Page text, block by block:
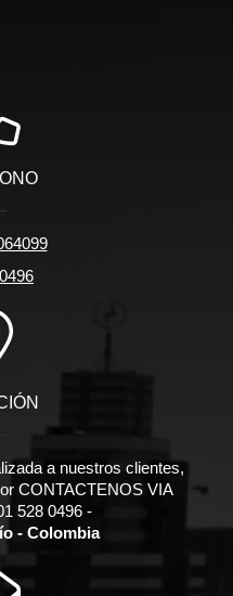
a nuestros clientes,
CONTACTENOS VIA
528 0496 -
- Colombia